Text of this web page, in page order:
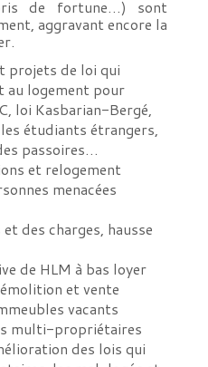
de fortune…) sont
aggravant encore la
projets de loi qui
logement pour
loi Kasbarian-Bergé,
étudiants étrangers,
passoires…
et relogement
menacées
des charges, hausse
de HLM à bas loyer
et vente
vacants
multi-propriétaires
des lois qui